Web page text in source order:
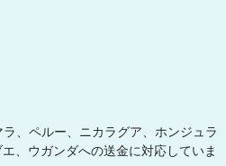
、ペルー、ニカラグア、ホンジュラ
、ウガンダへの送金に対応していま